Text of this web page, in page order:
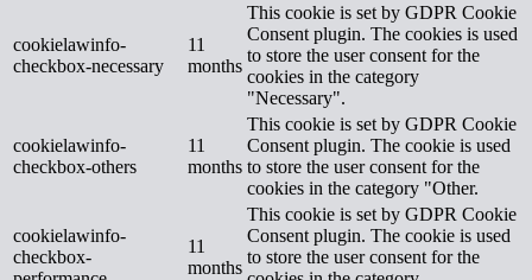
cookielawinfo-
checkbox-necessary
11
months
This cookie is set by GDPR Cookie
Consent plugin. The cookies is used
to store the user consent for the
cookies in the category
"Necessary".
cookielawinfo-
checkbox-others
11
months
This cookie is set by GDPR Cookie
Consent plugin. The cookie is used
to store the user consent for the
cookies in the category "Other.
cookielawinfo-
checkbox-
11
months
This cookie is set by GDPR Cookie
Consent plugin. The cookie is used
to store the user consent for the